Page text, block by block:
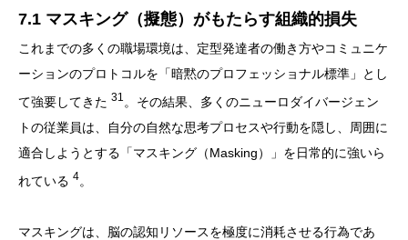
7.1 マスキング（擬態）がもたらす組織的損失
これまでの多くの職場環境は、定型発達者の働き方やコミュニケ
ーションのプロトコルを「暗黙のプロフェッショナル標準」とし
て強要してきた 31 。その結果、多くのニューロダイバージェン
トの従業員は、自分の自然な思考プロセスや行動を隠し、周囲に
適合しようとする「マスキング（Masking）」を日常的に強いら
れている 4。
マスキングは、脳の認知リソースを極度に消耗させる行為であ